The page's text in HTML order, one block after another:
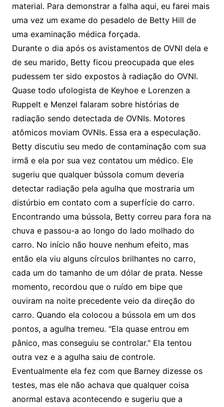
material. Para demonstrar a falha aqui, eu farei mais
uma vez um exame do pesadelo de Betty Hill de
uma examinação médica forçada.
Durante o dia após os avistamentos de OVNI dela e
de seu marido, Betty ficou preocupada que eles
pudessem ter sido expostos à radiação do OVNI.
Quase todo ufologista de Keyhoe e Lorenzen a
Ruppelt e Menzel falaram sobre histórias de
radiação sendo detectada de OVNIs. Motores
atômicos moviam OVNIs. Essa era a especulação.
Betty discutiu seu medo de contaminação com sua
irmã e ela por sua vez contatou um médico. Ele
sugeriu que qualquer bússola comum deveria
detectar radiação pela agulha que mostraria um
distúrbio em contato com a superfície do carro.
Encontrando uma bússola, Betty correu para fora na
chuva e passou-a ao longo do lado molhado do
carro. No início não houve nenhum efeito, mas
então ela viu alguns círculos brilhantes no carro,
cada um do tamanho de um dólar de prata. Nesse
momento, recordou que o ruído em bipe que
ouviram na noite precedente veio da direção do
carro. Quando ela colocou a bússola em um dos
pontos, a agulha tremeu. "Ela quase entrou em
pânico, mas conseguiu se controlar." Ela tentou
outra vez e a agulha saiu de controle.
Eventualmente ela fez com que Barney dizesse os
testes, mas ele não achava que qualquer coisa
anormal estava acontecendo e sugeriu que a